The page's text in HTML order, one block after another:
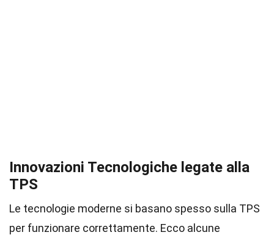
Innovazioni Tecnologiche legate alla
TPS
Le tecnologie moderne si basano spesso sulla TPS
per funzionare correttamente. Ecco alcune